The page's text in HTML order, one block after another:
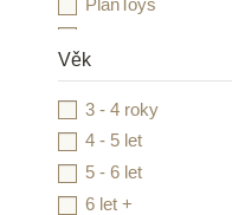
Toys for Life
Viga
Voltík
Věk
3 - 4 roky
4 - 5 let
5 - 6 let
6 let +